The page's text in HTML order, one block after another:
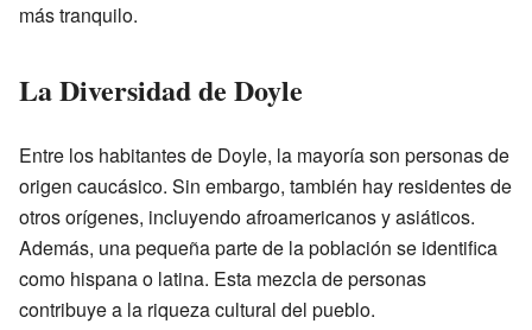
más tranquilo.
La Diversidad de Doyle
Entre los habitantes de Doyle, la mayoría son personas de
origen caucásico. Sin embargo, también hay residentes de
otros orígenes, incluyendo afroamericanos y asiáticos.
Además, una pequeña parte de la población se identifica
como hispana o latina. Esta mezcla de personas
contribuye a la riqueza cultural del pueblo.